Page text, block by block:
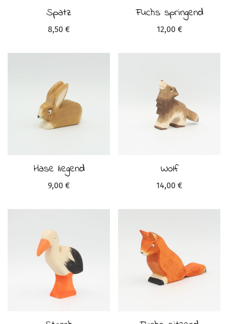
Spatz
8,50 €
Fuchs springend
12,00 €
Hase liegend
9,00 €
Wolf
14,00 €